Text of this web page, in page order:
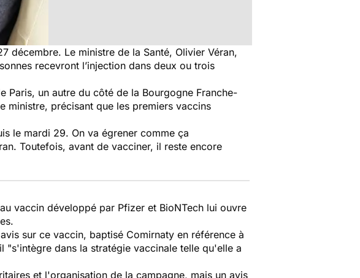
décembre. Le ministre de la Santé, Olivier Véran,
recevront l’injection dans deux ou trois
Paris, un autre du côté de la Bourgogne Franche-
ministre, précisant que les premiers vaccins
le mardi 29. On va égrener comme ça
Toutefois, avant de vacciner, il reste encore
vaccin développé par Pfizer et BioNTech lui ouvre
sur ce vaccin, baptisé Comirnaty en référence à
"s'intègre dans la stratégie vaccinale telle qu'elle a
et l'organisation de la campagne, mais un avis